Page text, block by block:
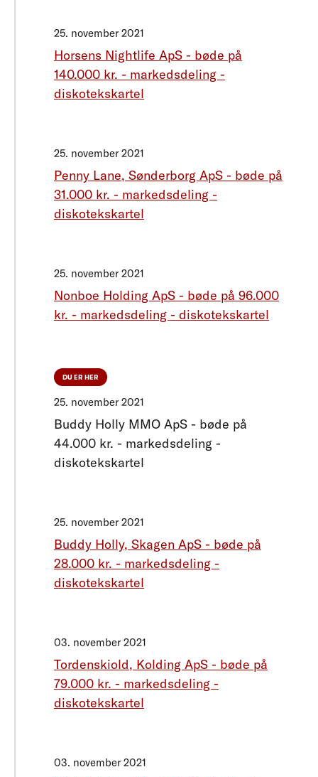
25. november 2021
Horsens Nightlife ApS - bøde på
140.000 kr. - markedsdeling -
diskotekskartel
25. november 2021
Penny Lane, Sønderborg ApS - bøde på
31.000 kr. - markedsdeling -
diskotekskartel
25. november 2021
Nonboe Holding ApS - bøde på 96.000
kr. - markedsdeling - diskotekskartel
DU ER HER
25. november 2021
Buddy Holly MMO ApS - bøde på
44.000 kr. - markedsdeling -
diskotekskartel
25. november 2021
Buddy Holly, Skagen ApS - bøde på
28.000 kr. - markedsdeling -
diskotekskartel
03. november 2021
Tordenskiold, Kolding ApS - bøde på
79.000 kr. - markedsdeling -
diskotekskartel
03. november 2021